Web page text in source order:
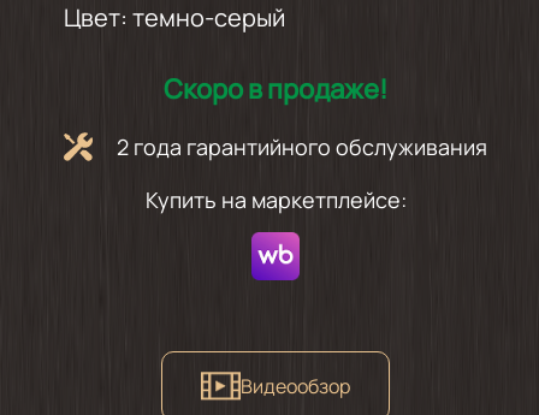
Цвет: темно-серый
Скоро в продаже!
2 года гарантийного обслуживания
Купить на маркетплейсе:
Видеообзор